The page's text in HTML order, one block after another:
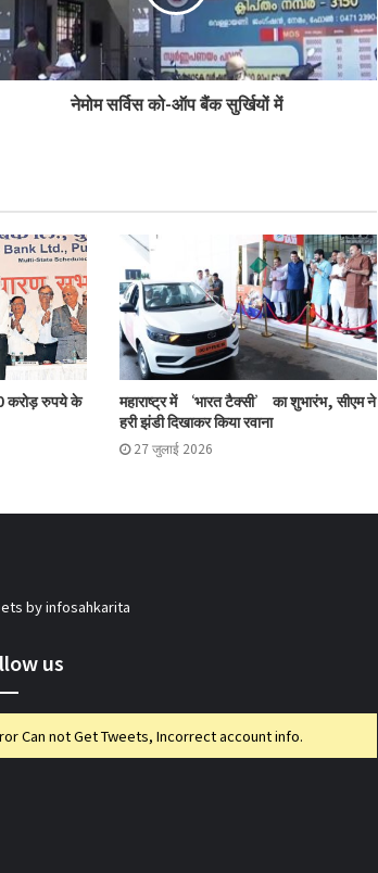
टीएसयू का तेजी से विस्तार, 16 संस्थान संबद्ध; 350
विद्यार्थियों ने लिया प्रवेश
152 पहल: शाह
‘कोऑपरेशन अमंग कोऑपरेटिव्स’ से कोऑप बैंकों
को 20 हजार करोड़: भूटानी
एनसीयूआई ने की मॉरीशस प्रतिनिधिमंडल की
जोरोएस्ट्रियन को-ऑपरेटिव बैंक के शुद्ध लाभ में
सहकारिता सचिव भूटानी ने यूसीबी टास्क फोर्स की
भारत टैक्सी: बिपिन पटेल और राम प्रकाश चौधरी
निर्विरोध निर्वाचित
नेमोम सर्विस को-ऑप बैंक सुर्खियों में
करोड़ रुपये के
महाराष्ट्र में ‘भारत टैक्सी’ का शुभारंभ, सीएम ने
हरी झंडी दिखाकर किया रवाना
27 जुलाई 2026
by infosahkarita
us
Can not Get Tweets, Incorrect account info.